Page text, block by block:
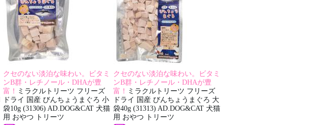
クセのない淡泊な味わい。ビタミ
ンB群・レチノール・DHAが豊
富！ ミラクルトリーツ フリーズ
ドライ 国産 びんちょうまぐろ 小
袋10g (31306) AD.DOG&CAT 犬猫
用 おやつ トリーツ
クセのない淡泊な味わい。ビタミ
ンB群・レチノール・DHAが豊
富！ ミラクルトリーツ フリーズ
ドライ 国産 びんちょうまぐろ 大
袋40g (31313) AD.DOG&CAT 犬猫
用 おやつ トリーツ